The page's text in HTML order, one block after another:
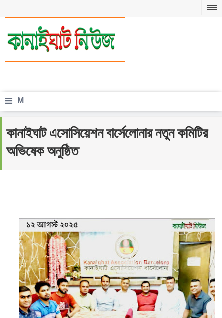
≡ M
n
u
কানাইঘাট এসোসিয়েশন বার্সেলোনার নতুন কমিটির
অভিষেক অনুষ্ঠিত